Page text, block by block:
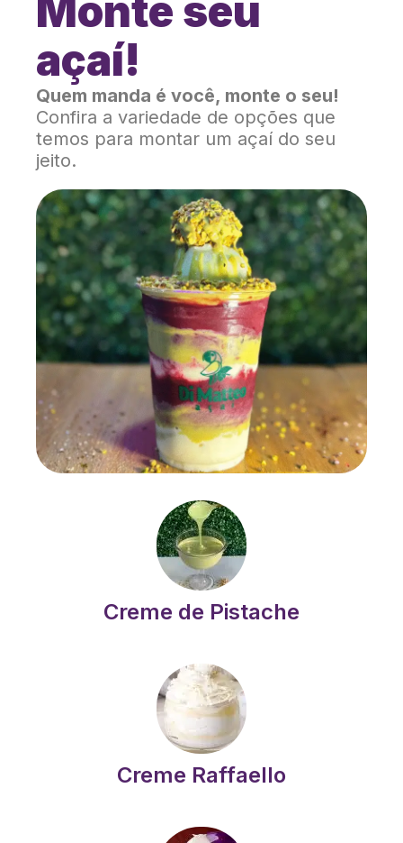
Monte seu
açaí!
Quem manda é você, monte o seu!
Confira a variedade de opções que
temos para montar um açaí do seu
jeito.
Creme de Pistache
Creme Raffaello